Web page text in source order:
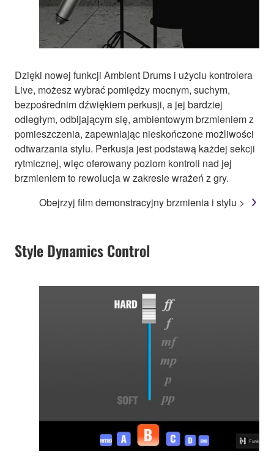
Dzięki nowej funkcji Ambient Drums i użyciu kontrolera
Live, możesz wybrać pomiędzy mocnym, suchym,
bezpośrednim dźwiękiem perkusji, a jej bardziej
odległym, odbijającym się, ambientowym brzmieniem z
pomieszczenia, zapewniając nieskończone możliwości
odtwarzania stylu. Perkusja jest podstawą każdej sekcji
rytmicznej, więc oferowany poziom kontroli nad jej
brzmieniem to rewolucja w zakresie wrażeń z gry.
Obejrzyj film demonstracyjny brzmienia i stylu >
Style Dynamics Control